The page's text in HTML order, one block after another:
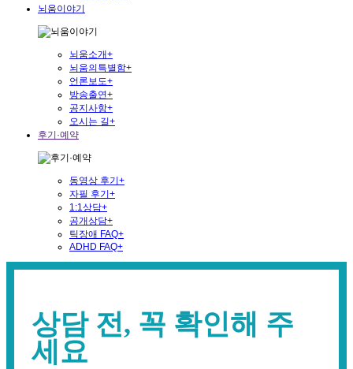
뇌움이야기
뇌움소개+
뇌움의특별함+
언론보도+
방송출연+
공지사항+
오시는 길+
후기·예약
동영상 후기 +
자필 후기 +
1:1상담+
공개상담+
틱장애 FAQ+
ADHD FAQ+
상담 전, 꼭 확인해 주
세요